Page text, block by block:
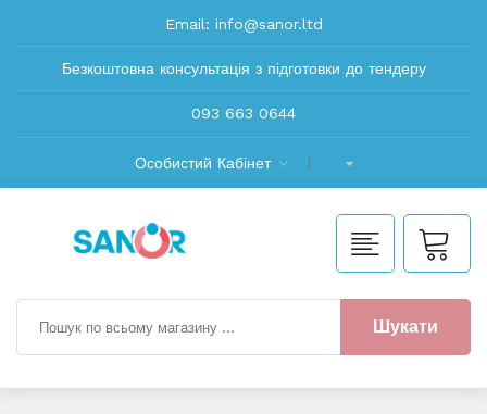
Email: info@sanor.ltd
Безкоштовна консультація з підготовки до тендеру
093 663 0644
Особистий Кабінет
Шукати